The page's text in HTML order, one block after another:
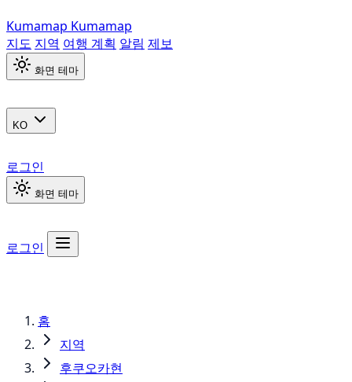
Kumamap Kumamap
지도 지역 여행 계획 알림 제보
화면 테마
KO
로그인
화면 테마
로그인
홈
지역
후쿠오카현